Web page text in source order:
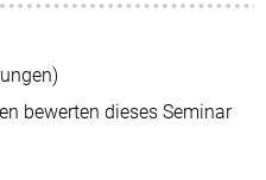
bewerten dieses Seminar